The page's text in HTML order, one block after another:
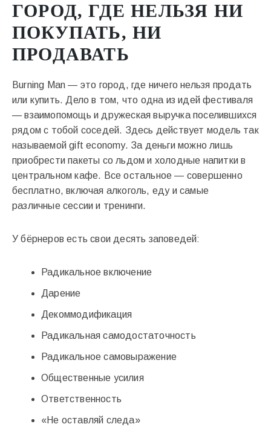
ГОРОД, ГДЕ НЕЛЬЗЯ НИ
ПОКУПАТЬ, НИ
ПРОДАВАТЬ
Burning Man — это город, где ничего нельзя продать
или купить. Дело в том, что одна из идей фестиваля
— взаимопомощь и дружеская выручка поселившихся
рядом с тобой соседей. Здесь действует модель так
называемой gift economy. За деньги можно лишь
приобрести пакеты со льдом и холодные напитки в
центральном кафе. Все остальное — совершенно
бесплатно, включая алкоголь, еду и самые
различные сессии и тренинги.
У бёрнеров есть свои десять заповедей:
Радикальное включение
Дарение
Декоммодификация
Радикальная самодостаточность
Радикальное самовыражение
Общественные усилия
Ответственность
«Не оставляй следа»